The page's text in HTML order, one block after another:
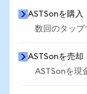
ASTSonを購入
数回のタップ
ASTSonを売却
ASTSonを現